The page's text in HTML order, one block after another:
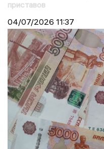
приставов
04/07/2026 11:37